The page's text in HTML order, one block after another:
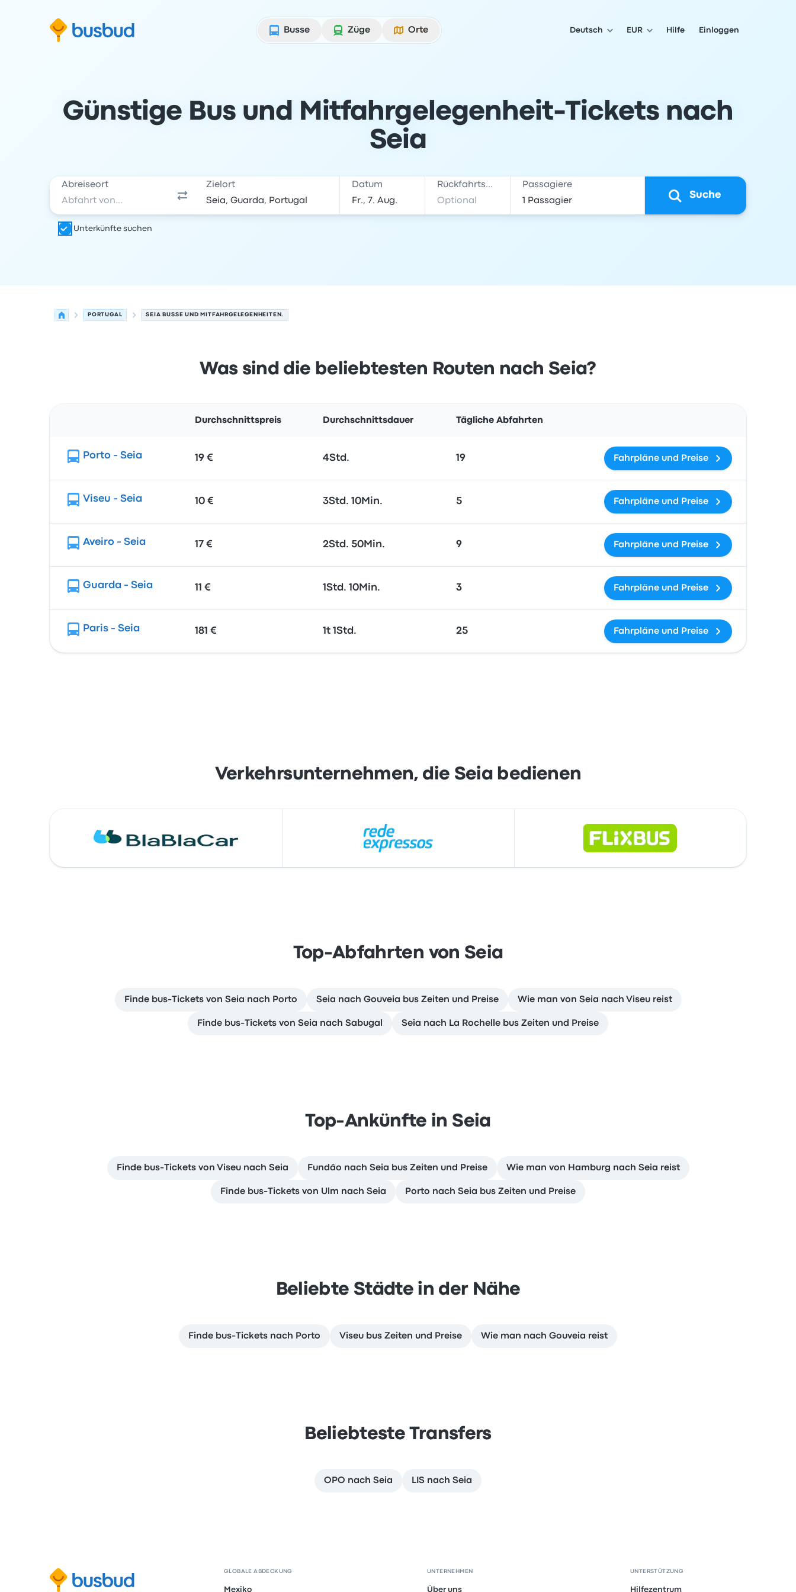
Busse
Züge Orte Deutsch EUR Hilfe Einloggen
Günstige Bus und Mitfahrgelegenheit-Tickets nach
Seia
Abreiseort Zielort Datum Rückfahrtsdatum Passagiere
Suche
Unterkünfte suchen
PORTUGAL SEIA BUSSE UND MITFAHRGELEGENHEITEN.
Was sind die beliebtesten Routen nach Seia?
Durchschnittspreis Durchschnittsdauer Tägliche Abfahrten
Porto - Seia 19 € 4Std. 19 Fahrpläne und Preise
Viseu - Seia 10 € 3Std. 10Min. 5 Fahrpläne und Preise
Aveiro - Seia 17 € 2Std. 50Min. 9 Fahrpläne und Preise
Guarda - Seia 11 € 1Std. 10Min. 3 Fahrpläne und Preise
Paris - Seia 181 € 1t 1Std. 25 Fahrpläne und Preise
Verkehrsunternehmen, die Seia bedienen
Top-Abfahrten von Seia
Finde bus-Tickets von Seia nach Porto Seia nach Gouveia bus Zeiten und Preise Wie man von Seia nach Viseu reist
Finde bus-Tickets von Seia nach Sabugal Seia nach La Rochelle bus Zeiten und Preise
Top-Ankünfte in Seia
Finde bus-Tickets von Viseu nach Seia Fundão nach Seia bus Zeiten und Preise Wie man von Hamburg nach Seia reist
Finde bus-Tickets von Ulm nach Seia Porto nach Seia bus Zeiten und Preise
Beliebte Städte in der Nähe
Finde bus-Tickets nach Porto Viseu bus Zeiten und Preise Wie man nach Gouveia reist
Beliebteste Transfers
OPO nach Seia LIS nach Seia
GLOBALE ABDECKUNG
Mexiko
UNTERNEHMEN
Über uns
UNTERSTÜTZUNG
Hilfezentrum